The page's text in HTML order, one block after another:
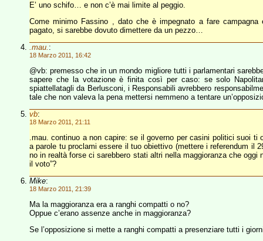
E’ uno schifo… e non c’è mai limite al peggio.
Come minimo Fassino , dato che è impegnato a fare
pagato, si sarebbe dovuto dimettere da un pezzo…
.mau. :
18 Marzo 2011, 16:42
@vb: premesso che in un mondo migliore tutti i parlamentari
sapere che la votazione è finita così per caso: se solo
spiattellatagli da Berlusconi, i Responsabili avrebbero
tale che non valeva la pena mettersi nemmeno a tentare
vb:
18 Marzo 2011, 21:11
.mau. continuo a non capire: se il governo per casini politici suoi ti
a parole tu proclami essere il tuo obiettivo (mettere i referendum il
no in realtà forse ci sarebbero stati altri nella maggioranza che
il voto”?
Mike:
18 Marzo 2011, 21:39
Ma la maggioranza era a ranghi compatti o no?
Oppue c’erano assenze anche in maggioranza?
Se l’opposizione si mette a ranghi compatti a presenziare tutti i